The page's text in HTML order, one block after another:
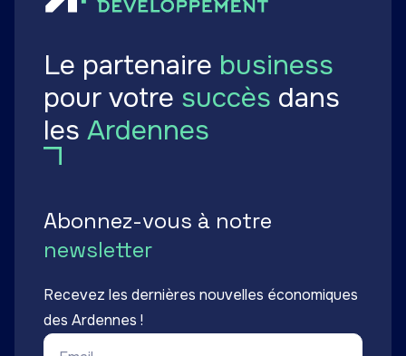
Le partenaire business
pour votre succès dans
les Ardennes
Abonnez-vous à notre
newsletter
Recevez les dernières nouvelles économiques
des Ardennes !
Email *